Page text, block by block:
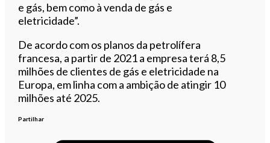
e gás, bem como à venda de gás e
eletricidade”.
De acordo com os planos da petrolífera
francesa, a partir de 2021 a empresa terá 8,5
milhões de clientes de gás e eletricidade na
Europa, em linha com a ambição de atingir 10
milhões até 2025.
Partilhar